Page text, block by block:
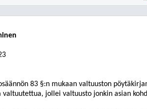
83 §:n mukaan valtuuston
valtuutettua, jollei valtuusto jonkin asian